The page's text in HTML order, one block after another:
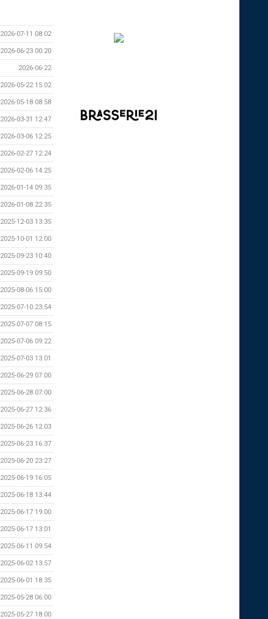
2026-07-11 08:02
2026-06-23 00:20
2026-06-22
2026-05-22 15:02
2026-05-18 08:58
2026-03-31 12:47
2026-03-06 12:25
2026-02-27 12:24
2026-02-06 14:25
2026-01-14 09:35
2026-01-08 22:35
2025-12-03 13:35
2025-10-01 12:00
2025-09-23 10:40
2025-09-19 09:50
2025-08-06 15:00
2025-07-10 23:54
2025-07-07 08:15
2025-07-06 09:22
2025-07-03 13:01
2025-06-29 07:00
2025-06-28 07:00
2025-06-27 12:36
2025-06-26 12:03
2025-06-23 16:37
2025-06-20 23:27
2025-06-19 16:05
2025-06-18 13:44
2025-06-17 19:00
2025-06-17 13:01
2025-06-11 09:54
2025-06-02 13:57
2025-06-01 18:35
2025-05-28 06:00
2025-05-27 18:00